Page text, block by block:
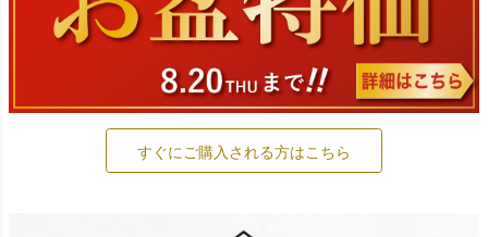
すぐにご購入される方はこちら